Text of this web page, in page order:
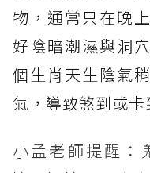
物，通常只在晚
好陰暗潮濕與洞
個生肖天生陰氣
氣，導致煞到或卡
小孟老師提醒：